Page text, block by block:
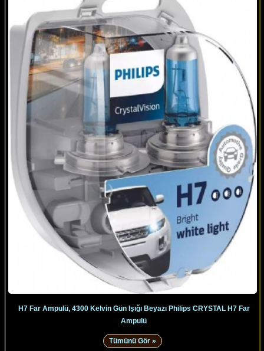
H7 Far Ampulü, 4300 Kelvin Gün Işığı Beyazı Philips CRYSTAL H7 Far
Ampulü
Tümünü Gör »